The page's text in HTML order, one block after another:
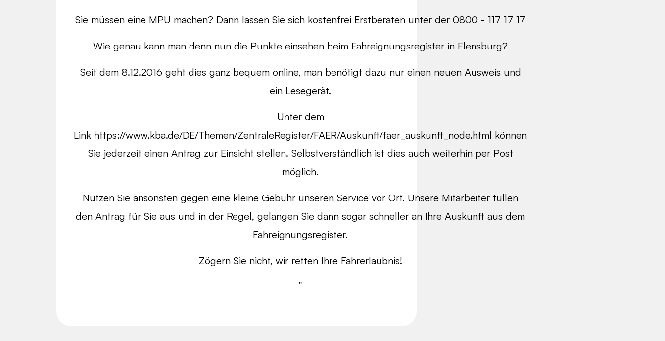
Sie müssen eine MPU machen? Dann lassen Sie sich kostenfrei Erstberaten unter der 0800 - 117 17 17
Wie genau kann man denn nun die Punkte einsehen beim Fahreignungsregister in Flensburg?
Seit dem 8.12.2016 geht dies ganz bequem online, man benötigt dazu nur einen neuen Ausweis und
ein Lesegerät.
Unter dem
Link https://www.kba.de/DE/Themen/ZentraleRegister/FAER/Auskunft/faer_auskunft_node.html können
Sie jederzeit einen Antrag zur Einsicht stellen. Selbstverständlich ist dies auch weiterhin per Post
möglich.
Nutzen Sie ansonsten gegen eine kleine Gebühr unseren Service vor Ort. Unsere Mitarbeiter füllen
den Antrag für Sie aus und in der Regel, gelangen Sie dann sogar schneller an Ihre Auskunft aus dem
Fahreignungsregister.
Zögern Sie nicht, wir retten Ihre Fahrerlaubnis!
"